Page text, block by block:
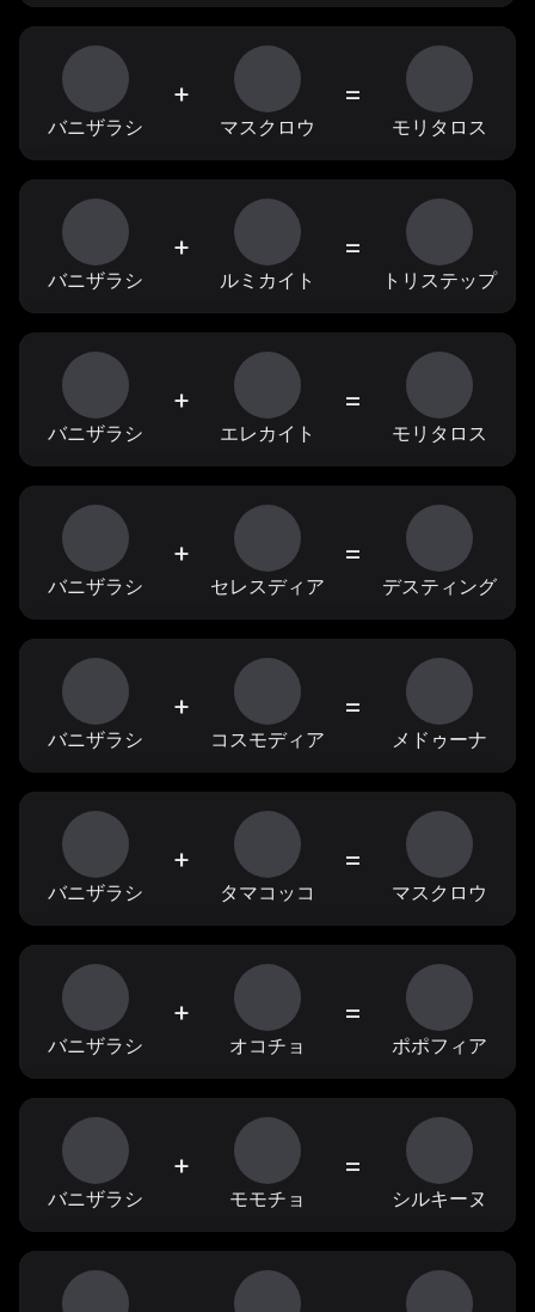
バニザラシ
+
マスクロウ
=
モリタロス
バニザラシ
+
ルミカイト
=
トリステップ
バニザラシ
+
エレカイト
=
モリタロス
バニザラシ
+
セレスディア
=
デスティング
バニザラシ
+
コスモディア
=
メドゥーナ
バニザラシ
+
タマコッコ
=
マスクロウ
バニザラシ
+
オコチョ
=
ポポフィア
バニザラシ
+
モモチョ
=
シルキーヌ